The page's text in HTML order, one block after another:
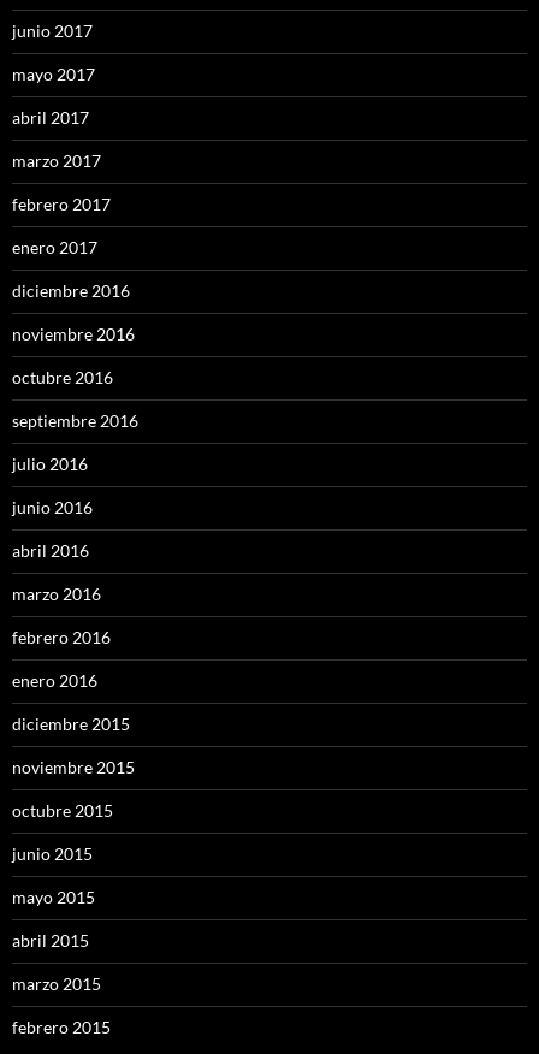
junio 2017
mayo 2017
abril 2017
marzo 2017
febrero 2017
enero 2017
diciembre 2016
noviembre 2016
octubre 2016
septiembre 2016
julio 2016
junio 2016
abril 2016
marzo 2016
febrero 2016
enero 2016
diciembre 2015
noviembre 2015
octubre 2015
junio 2015
mayo 2015
abril 2015
marzo 2015
febrero 2015